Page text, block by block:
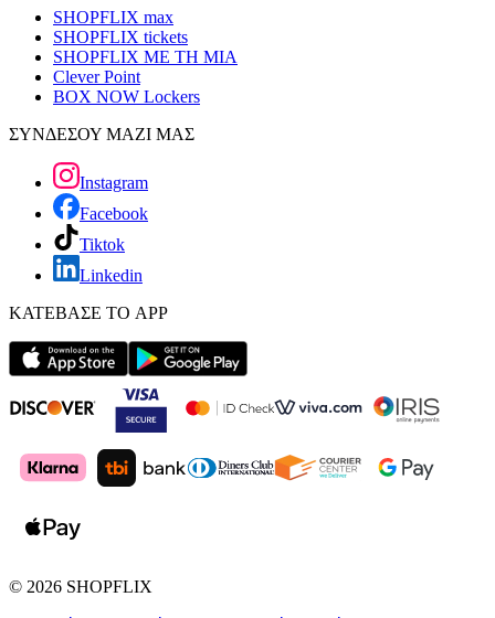
SHOPFLIX max
SHOPFLIX tickets
SHOPFLIX ΜΕ ΤΗ ΜΙΑ
Clever Point
BOX NOW Lockers
ΣΥΝΔΕΣΟΥ ΜΑΖΙ ΜΑΣ
Instagram
Facebook
Tiktok
Linkedin
ΚΑΤΕΒΑΣΕ ΤΟ APP
© 2026 SHOPFLIX